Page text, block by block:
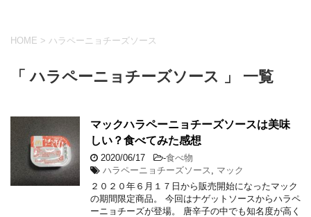
HOME > ハラペーニョチーズソース
「 ハラペーニョチーズソース 」 一覧
マックハラペーニョチーズソースは美味
しい？食べてみた感想
2020/06/17 -食べ物
ハラペーニョチーズソース
マック
２０２０年６月１７日から販売開始になったマック
の期間限定商品。 今回はナゲットソースからハラペ
ーニョチーズが登場。 唐辛子の中でも知名度が高く